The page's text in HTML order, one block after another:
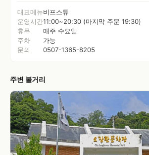
대표메뉴비프스튜
운영시간11:00~20:30 (마지막 주문 19:30)
휴무
매주 수요일
주차
가능
문의
0507-1365-8205
주변 볼거리